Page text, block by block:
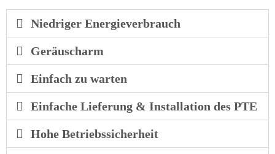
Niedriger Energieverbrauch
Geräuscharm
Einfach zu warten
Einfache Lieferung & Installation des PTE
Hohe Betriebssicherheit